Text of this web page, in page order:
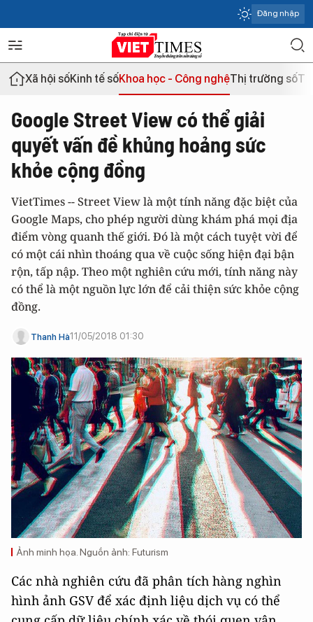
Đăng nhập
Xã hội sốKinh tế sốKhoa học - Công nghệThị trường số
Google Street View có thể giải
quyết vấn đề khủng hoảng sức
khỏe cộng đồng
VietTimes -- Street View là một tính năng đặc biệt của
Google Maps, cho phép người dùng khám phá mọi địa
điểm vòng quanh thế giới. Đó là một cách tuyệt vời để
có một cái nhìn thoáng qua về cuộc sống hiện đại bận
rộn, tấp nập. Theo một nghiên cứu mới, tính năng này
có thể là một nguồn lực lớn để cải thiện sức khỏe cộng
đồng.
Thanh Hà11/05/2018 01:30
Ảnh minh họa. Nguồn ảnh: Futurism
Các nhà nghiên cứu đã phân tích hàng nghìn
hình ảnh GSV để xác định liệu dịch vụ có thể